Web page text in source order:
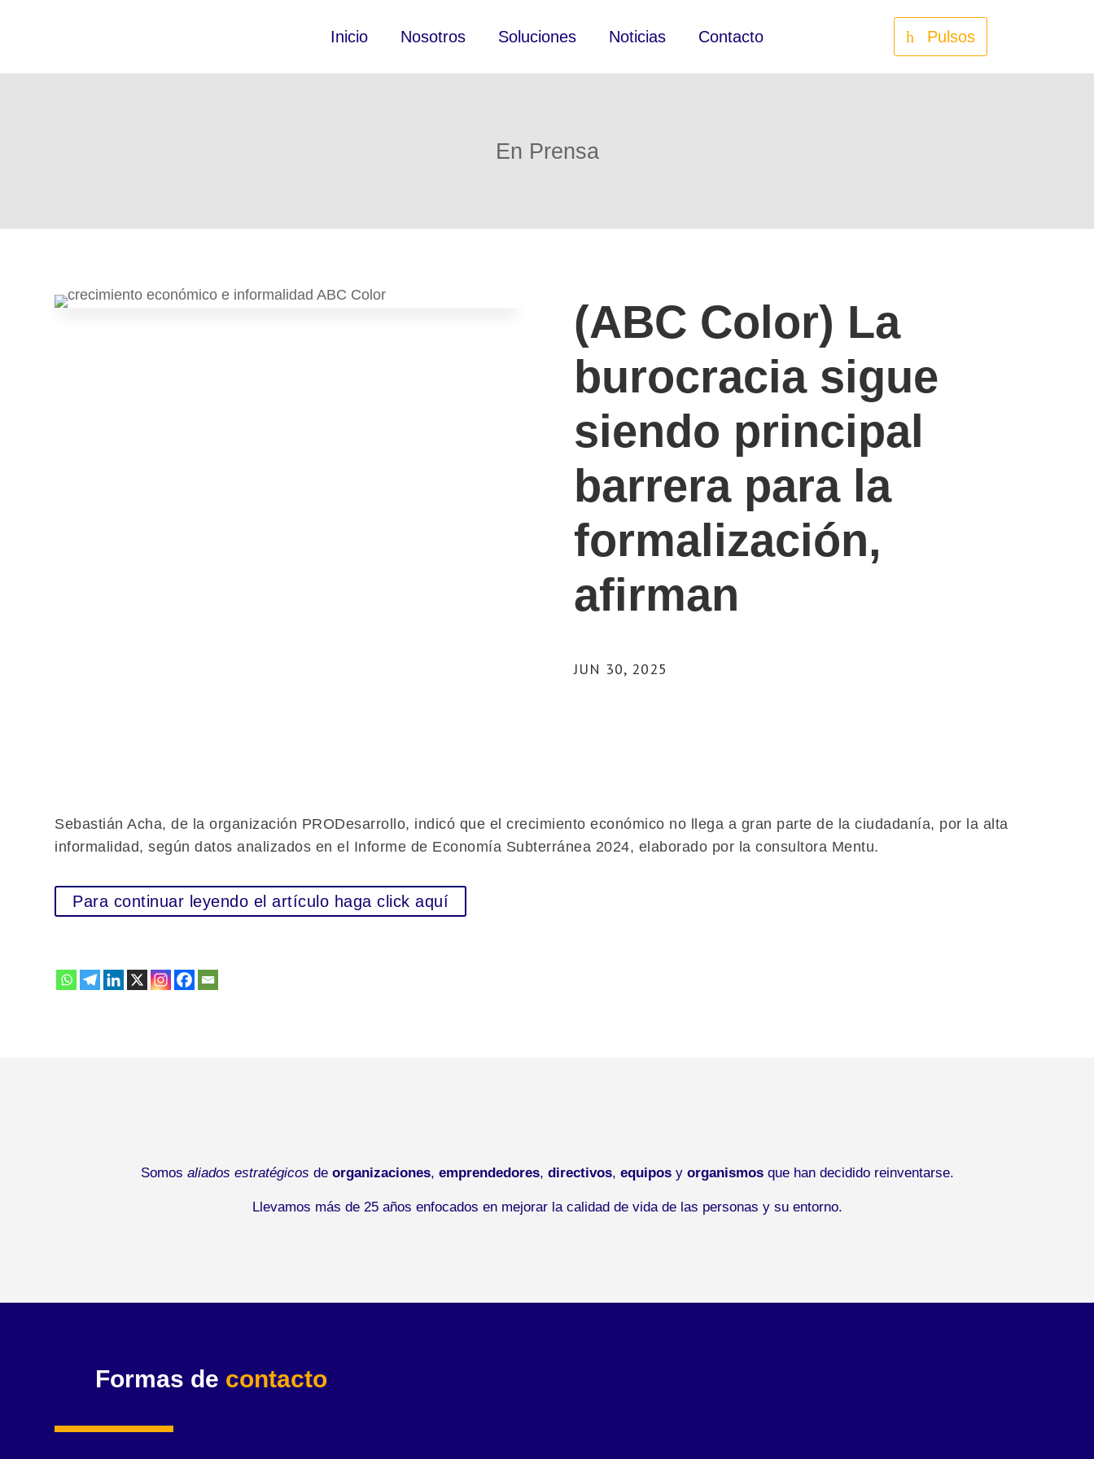
Inicio Nosotros Soluciones Noticias Contacto Pulsos
En Prensa
(ABC Color) La
burocracia sigue
siendo principal
barrera para la
formalización,
afirman
JUN 30, 2025
Sebastián Acha, de la organización PRODesarrollo, indicó que el crecimiento económico no llega a gran parte de la ciudadanía, por la alta
informalidad, según datos analizados en el Informe de Economía Subterránea 2024, elaborado por la consultora Mentu.
Para continuar leyendo el artículo haga click aquí
Somos aliados estratégicos de organizaciones, emprendedores, directivos, equiposy organismosque han decidido reinventarse.
Llevamos más de 25 años enfocados en mejorar la calidad de vida de las personas y su entorno.
Formas de contacto